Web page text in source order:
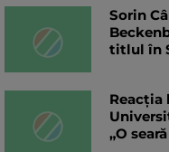
Sorin
titlul în
Reacția
„O